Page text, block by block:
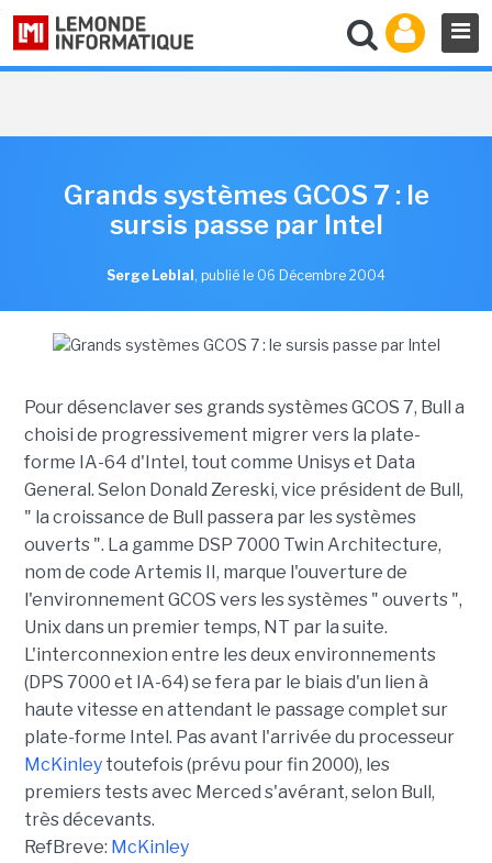
Grands systèmes GCOS 7 : le
sursis passe par Intel
Serge Leblal , publié le 06 Décembre 2004
Pour désenclaver ses grands systèmes GCOS 7, Bull a
choisi de progressivement migrer vers la plate-
forme IA-64 d'Intel, tout comme Unisys et Data
General. Selon Donald Zereski, vice président de Bull,
" la croissance de Bull passera par les systèmes
ouverts ". La gamme DSP 7000 Twin Architecture,
nom de code Artemis II, marque l'ouverture de
l'environnement GCOS vers les systèmes " ouverts ",
Unix dans un premier temps, NT par la suite.
L'interconnexion entre les deux environnements
(DPS 7000 et IA-64) se fera par le biais d'un lien à
haute vitesse en attendant le passage complet sur
plate-forme Intel. Pas avant l'arrivée du processeur
McKinleytoutefois (prévu pour fin 2000), les
premiers tests avec Merced s'avérant, selon Bull,
très décevants.
RefBreve: McKinley